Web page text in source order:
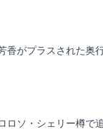
がプラスされた奥
ソ・シェリー樽で